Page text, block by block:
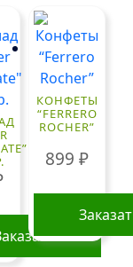
КОНФЕТЫ
“FERRERO
ROCHER”
899₽